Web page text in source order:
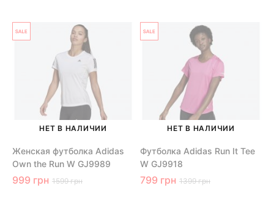
НЕТ В НАЛИЧИИ
Женская футболка Adidas
Own the Run W GJ9989
999 грн 1599 грн
НЕТ В НАЛИЧИИ
Футболка Adidas Run It Tee
W GJ9918
799 грн 1399 грн